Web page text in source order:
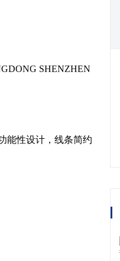
SHENZHEN
能性设计，线条简约